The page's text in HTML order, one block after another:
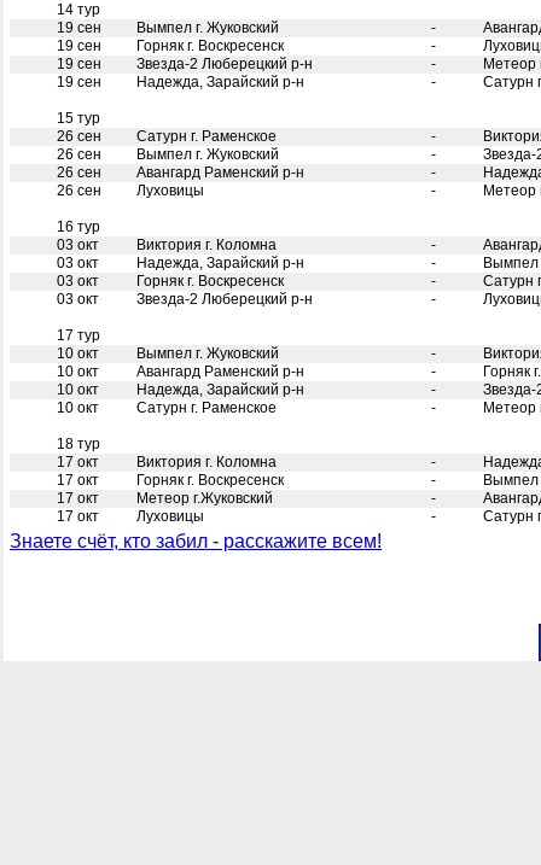
14 тур
19 сен
Вымпел г. Жуковский -
19 сен
Горняк г. Воскресенск -
19 сен
Звезда-2 Люберецкий р-н -
Метеор
19 сен
Надежда, Зарайский р-н - Сатурн
15 тур
26 сен
Сатурн г. Раменское -
26 сен
Вымпел г. Жуковский -
26 сен
Авангард Раменский р-н -
26 сен
Луховицы - Метеор
16 тур
03 окт
Виктория г. Коломна -
03 окт
Надежда, Зарайский р-н -
Вымпел
03 окт
Горняк г. Воскресенск -
Сатурн
03 окт
Звезда-2 Люберецкий р-н -
17 тур
10 окт
Вымпел г. Жуковский -
10 окт
Авангард Раменский р-н -
Горняк
10 окт
Надежда, Зарайский р-н -
10 окт
Сатурн г. Раменское - Метеор
18 тур
17 окт
Виктория г. Коломна -
17 окт
Горняк г. Воскресенск -
Вымпел
17 окт
Метеор г.Жуковский -
17 окт
Луховицы - Сатурн
Знаете счёт, кто забил - расскажите всем!